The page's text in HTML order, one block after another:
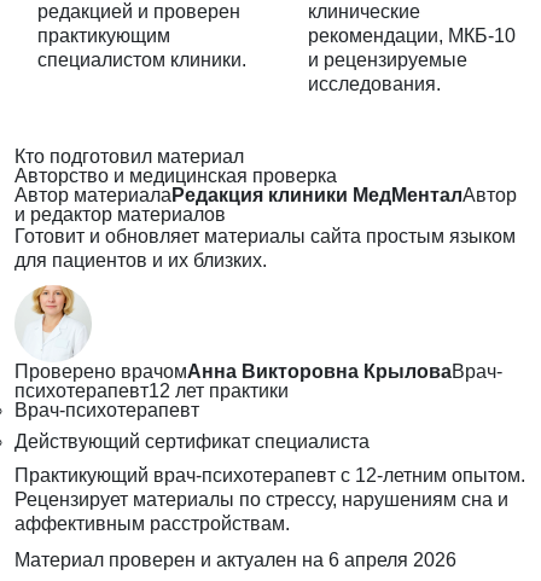
редакцией и проверен
практикующим
специалистом клиники.
клинические
рекомендации, МКБ-10
и рецензируемые
исследования.
Кто подготовил материал
Авторство и медицинская проверка
Автор материала Редакция клиники МедМенталАвтор
и редактор материалов
Готовит и обновляет материалы сайта простым языком
для пациентов и их близких.
Проверено врачомАнна Викторовна КрыловаВрач-
психотерапевт12 лет практики
Врач-психотерапевт
Действующий сертификат специалиста
Практикующий врач-психотерапевт с 12-летним опытом.
Рецензирует материалы по стрессу, нарушениям сна и
аффективным расстройствам.
Материал проверен и актуален на 6 апреля 2026